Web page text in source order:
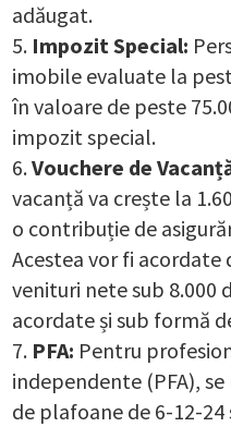
adăugat.
Impozit Special:
imobile evaluate la
în valoare de peste
impozit special.
Vouchere de
vacanță va crește la
o contribuție de
Acestea vor fi acordate
venituri nete sub 8.000
acordate și sub formă
PFA: Pentru
independente (PFA),
de plafoane de 6-12-